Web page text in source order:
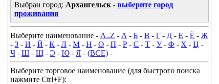
Выбран город: Архангельск - выберите город
проживания
Выберите наименование - A..Z - А - Б - В - Г - Д - Е - Ё - Ж
- З - И - Й - К - Л - М - Н - О - П - Р - С - Т - У- Ф - Х - Ц -
Ч - Ш - Щ - Э - Ю - Я - (ВСЕ) -
Выберите торговое наименование (для быстрого поиска
нажмите Ctrl+F):